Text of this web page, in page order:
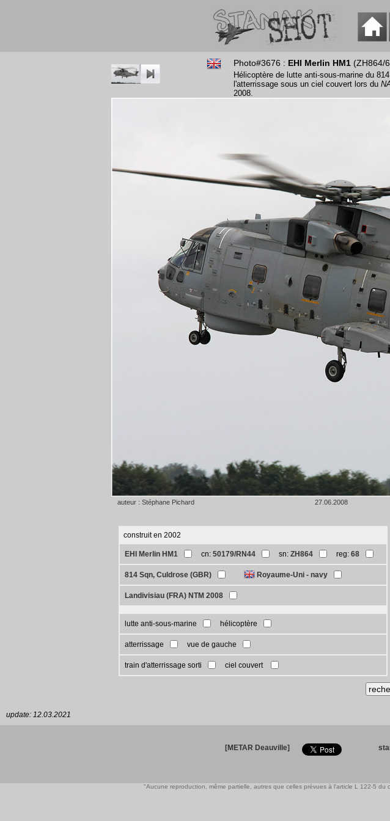
Photo#3676 : EHI Merlin HM1 (ZH864/
Hélicoptère de lutte anti-sous-marine du
l'atterrissage sous un ciel couvert lors du
2008.
auteur : Stéphane Pichard 27.06.2008
construit en 2002
EHI Merlin HM1 cn:50179/RN44 sn:ZH864 reg:68
814 Sqn, Culdrose (GBR) Royaume-Uni - navy
Landivisiau (FRA) NTM 2008
lutte anti-sous-marine hélicoptère
atterrissage vue de gauche
train d'atterrissage sorti ciel couvert
update: 12.03.2021
[METAR Deauville]
"Aucune reproduction, même partielle, autres que celles prévues à l'article L 122-5